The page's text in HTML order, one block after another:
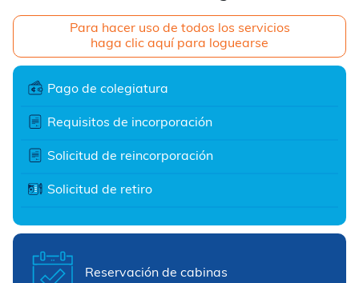
Para hacer uso de todos los servicios
haga clic aquí para loguearse
Pago de colegiatura
Requisitos de incorporación
Solicitud de reincorporación
Solicitud de retiro
Reservación de cabinas